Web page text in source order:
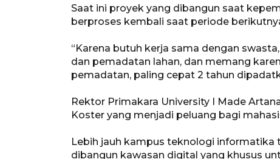
Saat ini proyek yang dibangun saat
berproses kembali saat periode
“Karena butuh kerja sama dengan
dan pemadatan lahan, dan memang
pemadatan, paling cepat 2 tahun
Rektor Primakara University I Made
Koster yang menjadi peluang bagi
Lebih jauh kampus teknologi informatika
dibangun kawasan digital yang khusus